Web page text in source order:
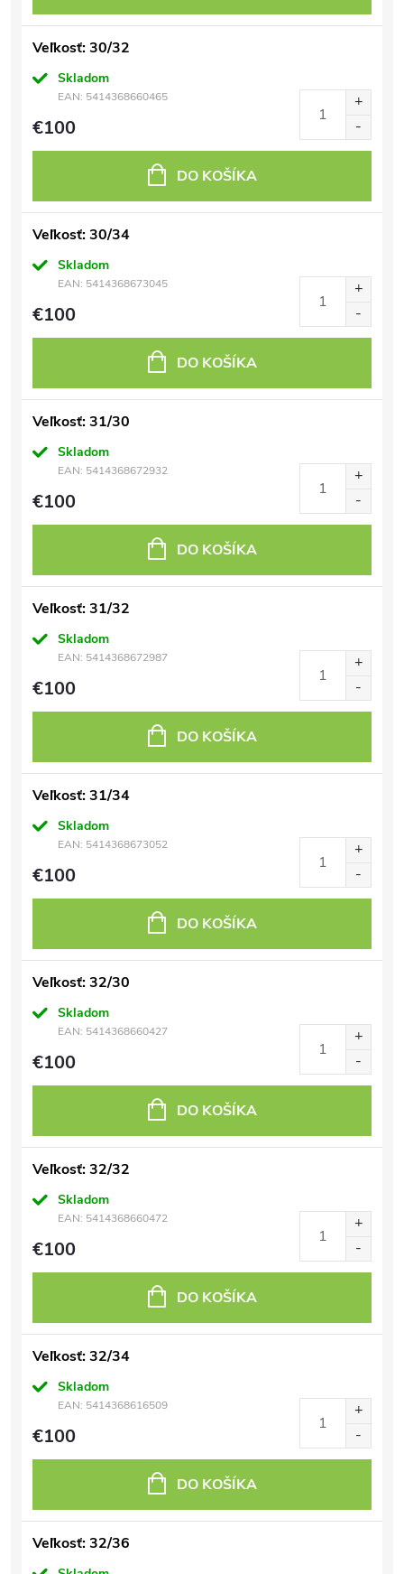
Veľkosť: 30/32
Skladom
EAN: 5414368660465
€100
DO KOŠÍKA
Veľkosť: 30/34
Skladom
EAN: 5414368673045
€100
DO KOŠÍKA
Veľkosť: 31/30
Skladom
EAN: 5414368672932
€100
DO KOŠÍKA
Veľkosť: 31/32
Skladom
EAN: 5414368672987
€100
DO KOŠÍKA
Veľkosť: 31/34
Skladom
EAN: 5414368673052
€100
DO KOŠÍKA
Veľkosť: 32/30
Skladom
EAN: 5414368660427
€100
DO KOŠÍKA
Veľkosť: 32/32
Skladom
EAN: 5414368660472
€100
DO KOŠÍKA
Veľkosť: 32/34
Skladom
EAN: 5414368616509
€100
DO KOŠÍKA
Veľkosť: 32/36